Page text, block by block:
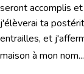
seront accomplis
j'élèverai ta
entrailles, et
maison à mon